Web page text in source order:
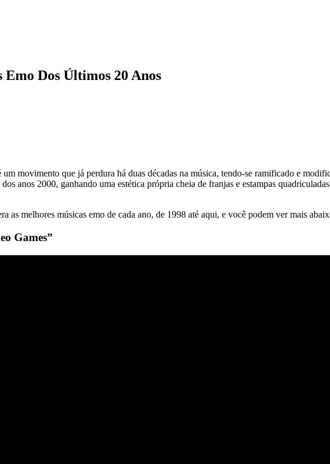
Dos Últimos 20 Anos
movimento que já perdura há duas décadas na música, tendo-se ramificado e
anos 2000, ganhando uma estética própria cheia de franjas e estampas
as melhores músicas emo de cada ano, de 1998 até aqui, e você podem ver mais
Games”